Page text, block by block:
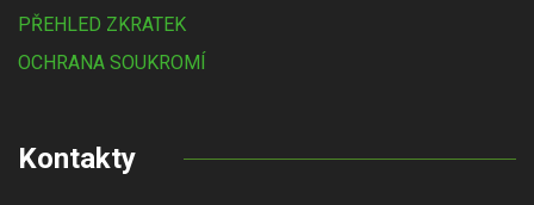
PŘEHLED ZKRATEK
OCHRANA SOUKROMÍ
Kontakty